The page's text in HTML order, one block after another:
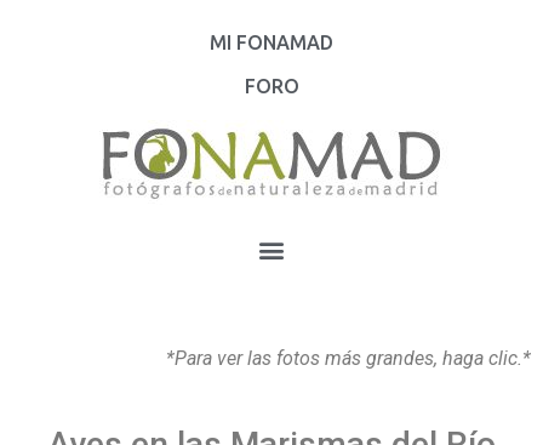
MI FONAMAD
FORO
*Para ver las fotos más grandes, haga clic.*